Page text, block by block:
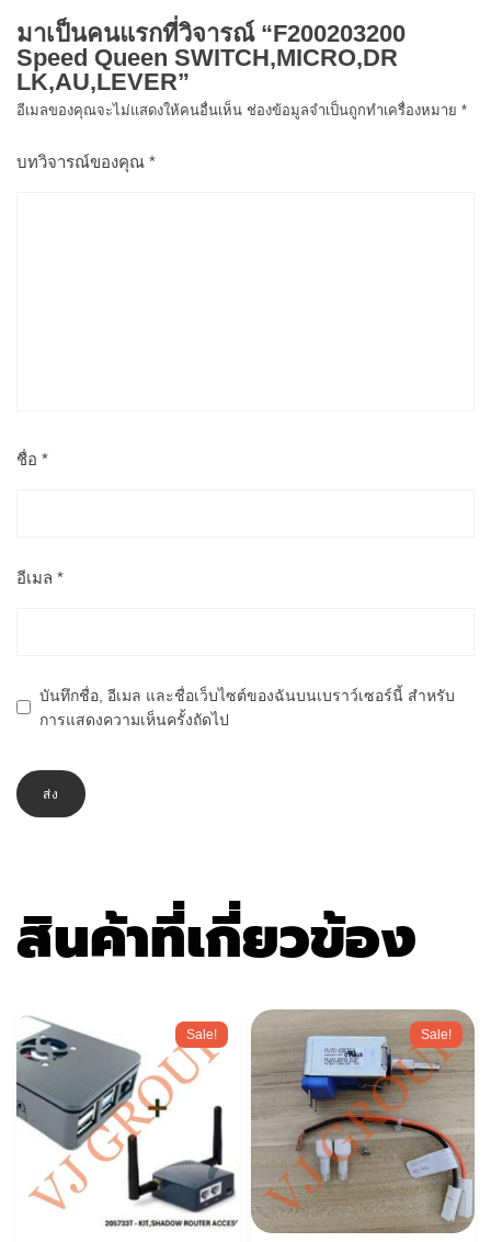
มาเป็นคนแรกที่วิจารณ์ “F200203200
Speed Queen SWITCH,MICRO,DR
LK,AU,LEVER”
อีเมลของคุณจะไม่แสดงให้คนอื่นเห็น ช่องข้อมูลจำเป็นถูกทำเครื่องหมาย *
บทวิจารณ์ของคุณ *
ชื่อ *
อีเมล *
บันทึกชื่อ, อีเมล และชื่อเว็บไซต์ของฉันบนเบราว์เซอร์นี้ สำหรับ
การแสดงความเห็นครั้งถัดไป
สินค้าที่เกี่ยวข้อง
Sale! Sale!